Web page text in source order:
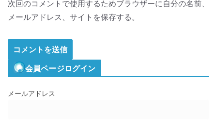
次回のコメントで使用するためブラウザーに自分の名前、
メールアドレス、サイトを保存する。
会員ページログイン
メールアドレス